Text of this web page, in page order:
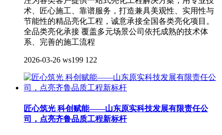
术、匠心施工、靠谱服务，打造兼具美观性、实用性与
节能性的精品亮化工程，诚意承接全国各类亮化项目。
全品类亮化承接 覆盖多元场景公司依托成熟的技术体
系、完善的施工流程
2026-03-26 ws199 122
匠心筑光 科创赋能——山东原实科技发展有限责任公
司，点亮齐鲁品质工程新标杆